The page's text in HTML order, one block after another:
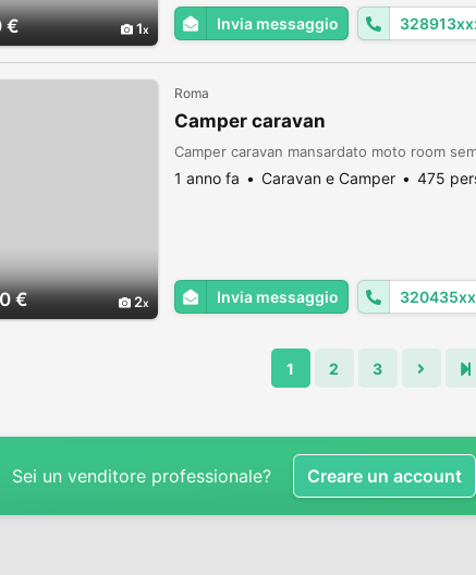
€ 1 Invia messaggio
€ 2
Roma
Camper caravan
Camper caravan mansardato moto room
1 anno fa Caravan e Camper 475
Invia messaggio
1 2 3
Sei un venditore professionale? Creare un account